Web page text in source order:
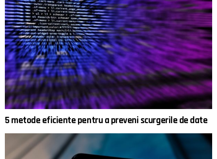
5 metode eficiente pentru a preveni scurgerile de date